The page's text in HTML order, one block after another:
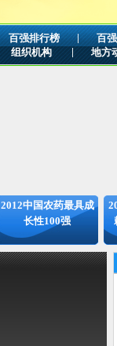
百强排行榜 | 百
组织机构 | 地方
2012中国农药最具成
长性100强